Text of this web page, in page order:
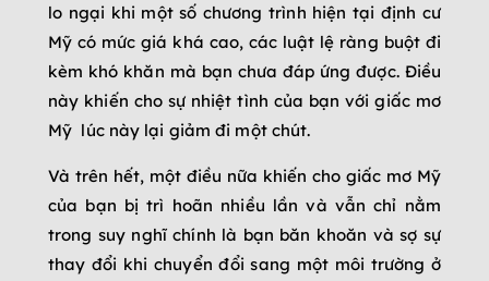
lo ngại khi một số chương trình hiện tại định cư
Mỹ có mức giá khá cao, các luật lệ ràng buột đi
kèm khó khăn mà bạn chưa đáp ứng được. Điều
này khiến cho sự nhiệt tình của bạn với giấc mơ
Mỹ lúc này lại giảm đi một chút.
Và trên hết, một điều nữa khiến cho giấc mơ Mỹ
của bạn bị trì hoãn nhiều lần và vẫn chỉ nằm
trong suy nghĩ chính là bạn băn khoăn và sợ sự
thay đổi khi chuyển đổi sang một môi trường ở